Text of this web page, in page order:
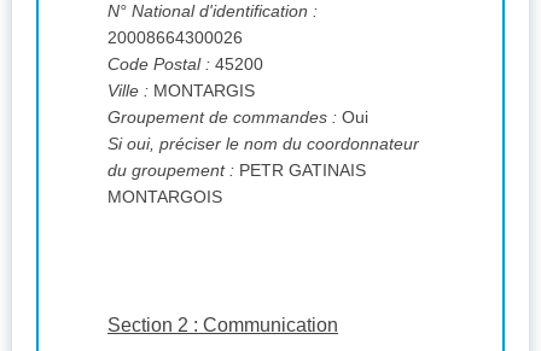
N° National d'identification :
20008664300026
Code Postal : 45200
Ville : MONTARGIS
Groupement de commandes : Oui
Si oui, préciser le nom du coordonnateur
du groupement : PETR GATINAIS
MONTARGOIS
Section 2 : Communication